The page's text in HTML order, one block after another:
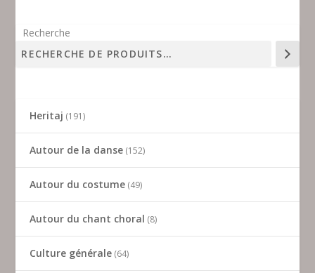
Recherche
Heritaj 191
Autour de la danse 152
Autour du costume 49
Autour du chant choral 8
Culture générale 64